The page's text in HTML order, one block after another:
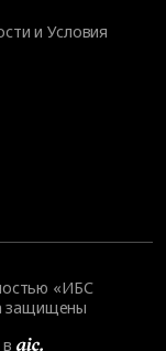
иУсловия
«ИБС
защищены